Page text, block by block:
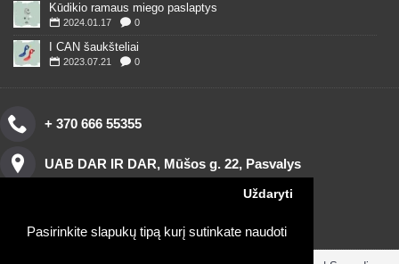
Pasirinkite slapukų tipą kurį sutinkate naudoti
Uždaryti
Kūdikio ramaus miego paslaptys
2024.01.17 0
I CAN šaukšteliai
2023.07.21 0
+ 370 666 55355
UAB DAR IR DAR, Mūšos g. 22, Pasvalys